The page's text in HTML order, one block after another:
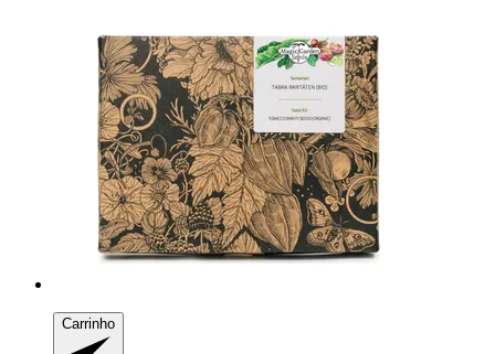
Carrinho